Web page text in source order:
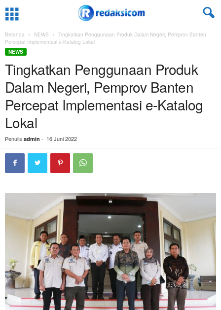
Beranda NEWS
Tingkatkan Penggunaan Produk Dalam Negeri, Pemprov Banten
Percepat Implementasi e-Katalog Lokal
NEWS
Tingkatkan Penggunaan Produk
Dalam Negeri, Pemprov Banten
Percepat Implementasi e-Katalog
Lokal
Penulis admin - 16 Juni 2022